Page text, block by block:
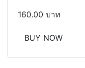
160.00 บาท
BUY NOW